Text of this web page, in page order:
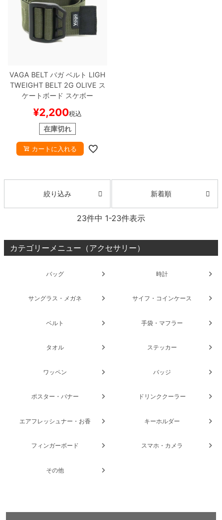
VAGA BELT バガベルト LIGH
TWEIGHT BELT 2G OLIVE ス
ケートボード スケボー
¥2,200税込
在庫切れ
カートに入れる
絞り込み 新着順
23件中 1-23件表示
カテゴリーメニュー（アクセサリー）
バッグ 時計
サングラス・メガネ サイフ・コインケース
ベルト 手袋・マフラー
タオル ステッカー
ワッペン バッジ
ポスター・バナー ドリンククーラー
エアフレッシュナー・お香 キーホルダー
フィンガーボード スマホ・カメラ
その他